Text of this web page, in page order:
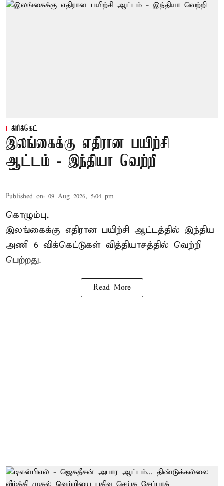
கிரிக்கெட்
இலங்கைக்கு எதிரான பயிற்சி
ஆட்டம் - இந்தியா வெற்றி
Published on: 09 Aug 2026, 5:04 pm
கொழும்பு,
இலங்கைக்கு எதிரான பயிற்சி ஆட்டத்தில் இந்திய
அணி 6 விக்கெட்டுகள் வித்தியாசத்தில் வெற்றி
பெற்றது.
Read More